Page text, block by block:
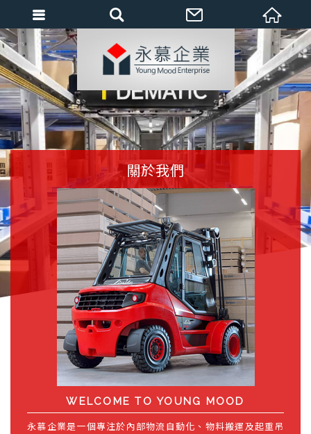
關於我們
WELCOME TOYOUNG MOOD
永慕企業是一個專注於內部物流自動化、物料搬運及起重吊
會員登入(燈箱)
加入會員
忘記密碼
密碼修改
訂單查詢
個人資料修改
會員登出
填寫匯款通知